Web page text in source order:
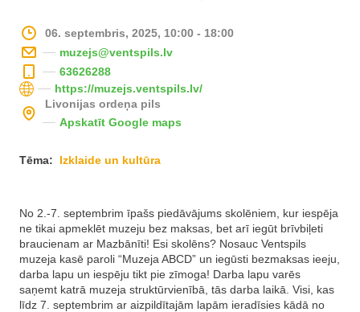
06. septembris, 2025, 10:00 - 18:00
muzejs@ventspils.lv
63626288
https://muzejs.ventspils.lv/
Livonijas ordeņa pils
Apskatīt Google maps
Tēma: Izklaide un kultūra
No 2.-7. septembrim īpašs piedāvājums skolēniem, kur iespēja
ne tikai apmeklēt muzeju bez maksas, bet arī iegūt brīvbiļeti
braucienam ar Mazbānīti! Esi skolēns? Nosauc Ventspils
muzeja kasē paroli “Muzeja ABCD” un iegūsti bezmaksas ieeju,
darba lapu un iespēju tikt pie zīmoga! Darba lapu varēs
saņemt katrā muzeja struktūrvienībā, tās darba laikā. Visi, kas
līdz 7. septembrim ar aizpildītajām lapām ieradīsies kādā no